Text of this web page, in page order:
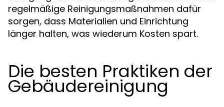
regelmäßige Reinigungsmaßnahmen dafür
sorgen, dass Materialien und Einrichtung
länger halten, was wiederum Kosten spart.
Die besten Praktiken der
Gebäudereinigung